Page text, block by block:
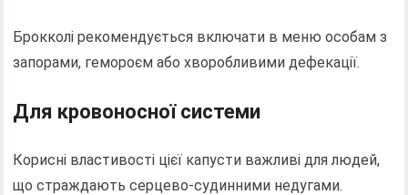
Брокколі рекомендується включати в меню особам з
запорами, гемороєм або хворобливими дефекації.
Для кровоносної системи
Корисні властивості цієї капусти важливі для людей,
що страждають серцево-судинними недугами.